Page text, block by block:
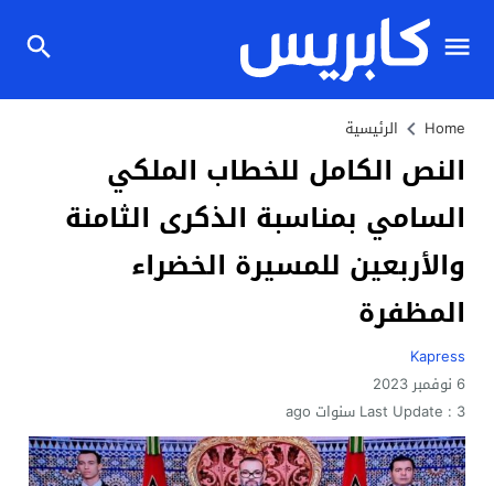
Home الرئيسية
النص الكامل للخطاب الملكي
السامي بمناسبة الذكرى الثامنة
والأربعين للمسيرة الخضراء
المظفرة
Kapress
6 نوفمبر 2023
Last Update : 3 سنوات ago